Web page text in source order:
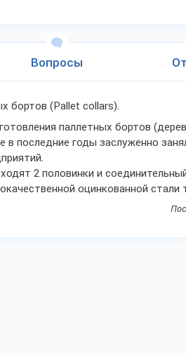
Вопросы
бортов (Pallet collars).
паллетных бортов
в последние годы заслуженно
2 половинки и
оцинкованной стали